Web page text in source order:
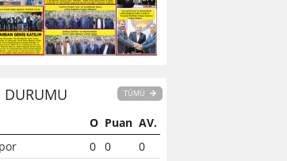
DURUMU TÜMÜ
O Puan AV.
0 0
0